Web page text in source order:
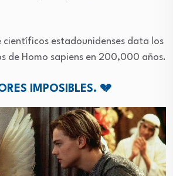
estadounidenses data los
de Homo sapiens en 200,000 años.
IMPOSIBLES. 💔